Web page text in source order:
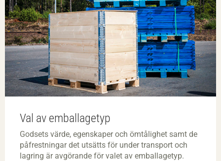
Val av emballagetyp
Godsets värde, egenskaper och ömtålighet samt de
påfrestningar det utsätts för under transport och
lagring är avgörande för valet av emballagetyp.